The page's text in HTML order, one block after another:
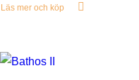
Läs mer och köp